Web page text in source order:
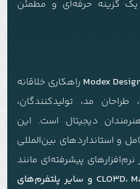
گزینه حرفه‌ای و مطمئن
راهکاری خلاقانه
مد، تولیدکنندگان،
دیجیتال است. این
و استانداردهای بین‌المللی
پیشرفته‌ای مانند
CLO3D، Marvelous Designer، Blender و سایر پلتفرم‌های